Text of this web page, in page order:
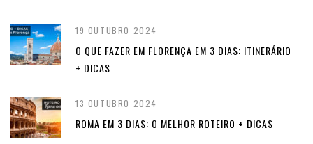
19 OUTUBRO 2024
O QUE FAZER EM FLORENÇA EM 3 DIAS: ITINERÁRIO
+ DICAS
13 OUTUBRO 2024
ROMA EM 3 DIAS: O MELHOR ROTEIRO + DICAS